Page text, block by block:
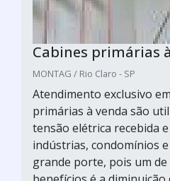
Cabines primárias
MONTAG / Rio Claro - SP
Atendimento exclusivo
primárias à venda são
tensão elétrica recebida
indústrias, condomínios
grande porte, pois um